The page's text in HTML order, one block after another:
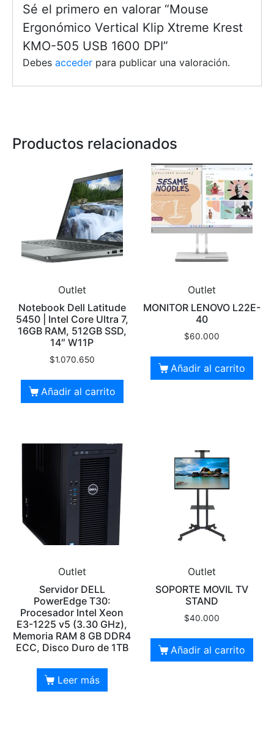
Sé el primero en valorar “Mouse
Ergonómico Vertical Klip Xtreme Krest
KMO-505 USB 1600 DPI”
Debes acceder para publicar una valoración.
Productos relacionados
Outlet
Notebook Dell Latitude
5450 | Intel Core Ultra 7,
16GB RAM, 512GB SSD,
14″ W11P
$1.070.650
Añadir al carrito
Outlet
MONITOR LENOVO L22E-
40
$60.000
Añadir al carrito
Outlet
Servidor DELL
PowerEdge T30:
Procesador Intel Xeon
E3-1225 v5 (3.30 GHz),
Memoria RAM 8 GB DDR4
ECC, Disco Duro de 1TB
Leer más
Outlet
SOPORTE MOVIL TV
STAND
$40.000
Añadir al carrito